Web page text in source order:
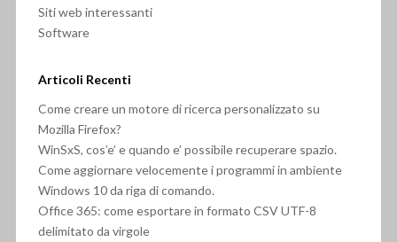
Siti web interessanti
Software
Articoli Recenti
Come creare un motore di ricerca personalizzato su
Mozilla Firefox?
WinSxS, cos’e’ e quando e’ possibile recuperare spazio.
Come aggiornare velocemente i programmi in ambiente
Windows 10 da riga di comando.
Office 365: come esportare in formato CSV UTF-8
delimitato da virgole